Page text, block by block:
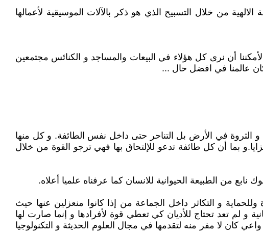
من خلال التسبيح الذي هو ذكر بالآلات الموسيقية لأعمالها
أن نرى كل هؤلاء في البيعات والمساجد و الكنائس مجتمعين
عالمنا في افضل حال ...
الثروة في الأرض بل التناحر حتى داخل نفس الطائفة. و كل منها
بما أن كل طائفة تدعو للإلتحاق بها فهي ترجو القوة من خلال
من الطبيعة الحيوانية للانسان كما عرفناه علميا أعلاه.
و التكاثر داخل الجماعة من إذا كانوا منعزلين عنها حيث
و لم تعد تحتاج للأديان كي تعطي قوة لأفرادها و إنما صارت لها
كان لا مفر منه لتقدمها في مجال العلوم الحديثة و التكنولوجيا